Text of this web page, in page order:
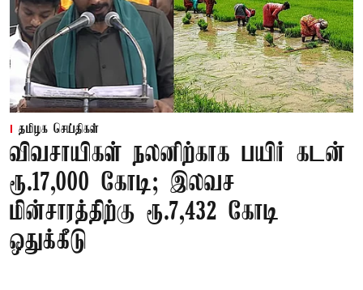
தமிழக செய்திகள்
விவசாயிகள் நலனிற்காக பயிர் கடன்
ரூ.17,000 கோடி; இலவச
மின்சாரத்திற்கு ரூ.7,432 கோடி
ஒதுக்கீடு